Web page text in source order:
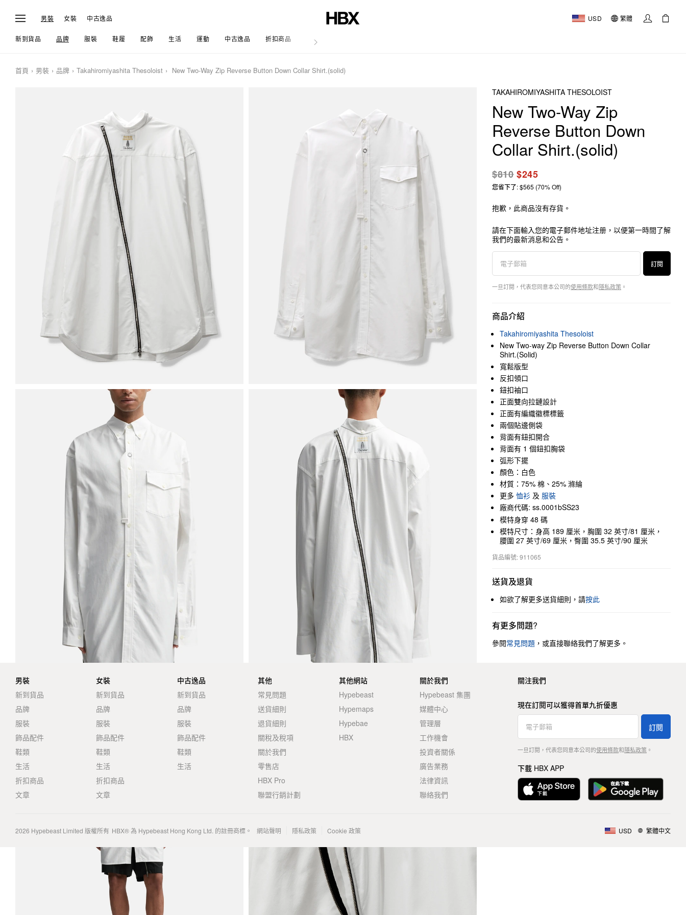
男裝 女裝 中古逸品 USD 繁體
新到貨品 品牌 服裝 鞋履 配飾 生活 運動 中古逸品 折扣商品 文章
首頁 男裝 品牌 Takahiromiyashita Thesoloist New Two-Way Zip Reverse Button Down Collar Shirt.(solid)
TAKAHIROMIYASHITA THESOLOIST
New Two-Way Zip
Reverse Button Down
Collar Shirt.(solid)
$810$245
您省下了: $565 (70% Off)
抱歉，此商品沒有存貨。
請在下面輸入您的電子郵件地址注册，以便第一時間了解
我們的最新消息和公告。
訂閱
一旦訂閱，代表您同意本公司的使用條款和隱私政策 。
商品介紹
Takahiromiyashita Thesoloist
New Two-way Zip Reverse Button Down Collar
Shirt.(Solid)
寬鬆版型
反扣領口
鈕扣袖口
正面雙向拉鏈設計
正面有編織徽標標籤
兩個貼邊側袋
背面有鈕扣開合
背面有 1 個鈕扣胸袋
弧形下擺
顏色：白色
材質：75% 棉、25% 滌綸
更多 恤衫 及 服裝
廠商代碼: ss.0001bSS23
模特身穿 48 碼
模特尺寸：身高 189 厘米，胸圍 32 英寸/81 厘米，
腰圍 27 英寸/69 厘米，臀圍 35.5 英寸/90 厘米
貨品編號: 911065
送貨及退貨
如欲了解更多送貨細則，請按此
有更多問題?
參閱常見問題 ，或直接聯絡我們了解更多。
男裝
新到貨品
品牌
服裝
飾品配件
鞋類
生活
折扣商品
文章
女裝
新到貨品
品牌
服裝
飾品配件
鞋類
生活
折扣商品
文章
中古逸品
新到貨品
品牌
服裝
飾品配件
鞋類
生活
其他
常見問題
送貨細則
退貨細則
關稅及稅項
關於我們
零售店
HBX Pro
聯盟行銷計劃
其他網站
Hypebeast
Hypemaps
Hypebae
HBX
關於我們
Hypebeast 集團
媒體中心
管理層
工作機會
投資者關係
廣告業務
法律資訊
聯絡我們
關注我們
現在訂閱可以獲得首單九折優惠
訂閱
一旦訂閱，代表您同意本公司的使用條款和隱私政策。
下載 HBX APP
2026 Hypebeast Limited 版權所有 HBX® 為 Hypebeast Hong Kong Ltd. 的註冊商標。 網站聲明 隱私政策 Cookie 政策 USD 繁體中文